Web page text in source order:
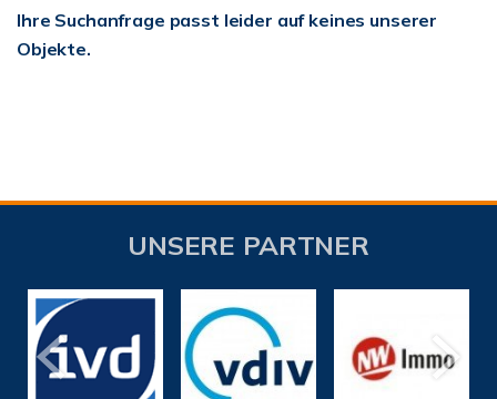
Ihre Suchanfrage passt leider auf keines unserer
Objekte.
UNSERE PARTNER